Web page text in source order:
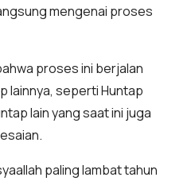
mengenai proses
proses ini berjalan
lainnya, seperti Huntap
lain yang saat ini juga
paling lambat tahun